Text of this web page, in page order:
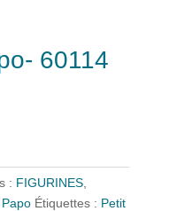
60114
: FIGURINES,
Papo Étiquettes : Petit